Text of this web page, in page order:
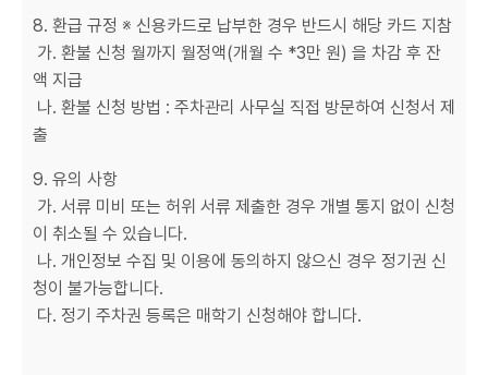
8. 환급 규정 ※ 신용카드로 납부한 경우 반드시 해당 카드 지참
가. 환불 신청 월까지 월정액(개월 수 *3만 원) 을 차감 후 잔
액 지급
나. 환불 신청 방법 : 주차관리 사무실 직접 방문하여 신청서 제
출
9. 유의 사항
가. 서류 미비 또는 허위 서류 제출한 경우 개별 통지 없이 신청
이 취소될 수 있습니다.
나. 개인정보 수집 및 이용에 동의하지 않으신 경우 정기권 신
청이 불가능합니다.
다. 정기 주차권 등록은 매학기 신청해야 합니다.